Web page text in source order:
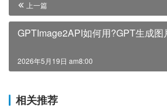
上一篇
GPTImage2API如何用?GPT生成图
2026年5月19日 am8:00
相关推荐